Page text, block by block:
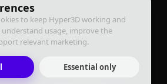
to keep Hyper3D working and
usage, improve the
relevant marketing.
Essential only